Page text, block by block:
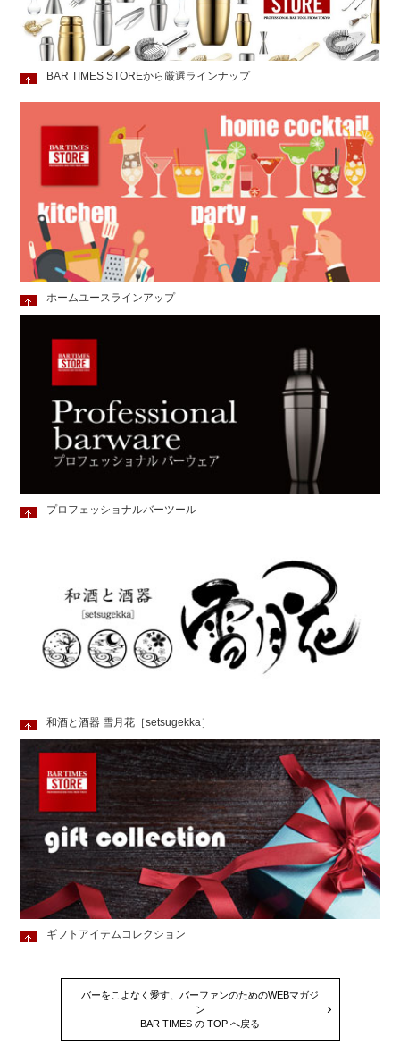
BAR TIMES STOREから厳選ラインナップ
ホームユースラインアップ
プロフェッショナルバーツール
和酒と酒器 雪月花［setsugekka］
ギフトアイテムコレクション
バーをこよなく愛す、バーファンのためのWEBマガジ
ン
BAR TIMES の TOP へ戻る